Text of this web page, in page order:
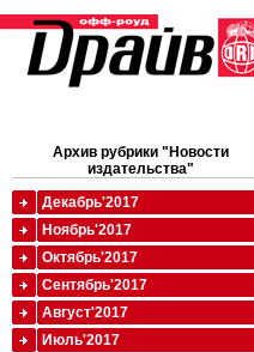
Архив рубрики "Новости
издательства"
Декабрь'2017
Ноябрь'2017
Октябрь'2017
Сентябрь'2017
Август'2017
Июль'2017